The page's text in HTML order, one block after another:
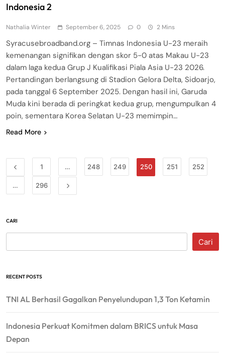
Indonesia 2
Nathalia Winter September 6, 2025 0 2 Mins
Syracusebroadband.org – Timnas Indonesia U-23 meraih
kemenangan signifikan dengan skor 5-0 atas Makau U-23
dalam laga kedua Grup J Kualifikasi Piala Asia U-23 2026.
Pertandingan berlangsung di Stadion Gelora Delta, Sidoarjo,
pada tanggal 6 September 2025. Dengan hasil ini, Garuda
Muda kini berada di peringkat kedua grup, mengumpulkan 4
poin, sementara Korea Selatan U-23 memimpin…
Read More
1 … 248 249 250 251 252
… 296
CARI
Cari
RECENT POSTS
TNI AL Berhasil Gagalkan Penyelundupan 1,3 Ton Ketamin
Indonesia Perkuat Komitmen dalam BRICS untuk Masa
Depan